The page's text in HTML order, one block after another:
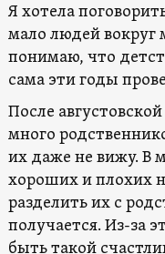
Я хотела
мало людей вокруг
понимаю, что
сама эти годы
После
много
их даже не вижу. В
хороших и плохих
разделить их с
получается. Из-за
быть такой